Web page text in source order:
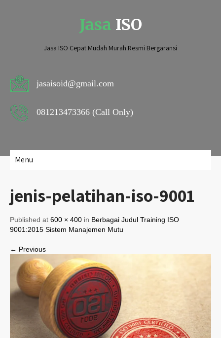
Jasa ISO
Jasa ISO Cepat Mudah Murah Resmi Bergaransi
jasaisoid@gmail.com
081213473366 (Call Only)
Menu
jenis-pelatihan-iso-9001
Published at 600 × 400 in Berbagai Judul Training ISO
9001:2015 Sistem Manajemen Mutu
← Previous